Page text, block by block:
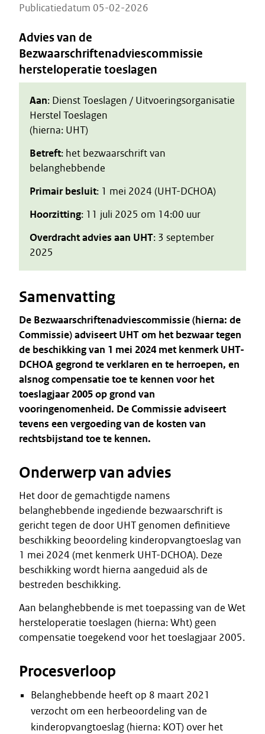
Publicatiedatum 05-02-2026
Advies van de
Bezwaarschriftenadviescommissie
hersteloperatie toeslagen
Aan: Dienst Toeslagen / Uitvoeringsorganisatie
Herstel Toeslagen
(hierna: UHT)
Betreft: het bezwaarschrift van
belanghebbende
Primair besluit: 1 mei 2024 (UHT-DCHOA)
Hoorzitting: 11 juli 2025 om 14:00 uur
Overdracht advies aan UHT: 3 september
2025
Samenvatting
De Bezwaarschriftenadviescommissie (hierna: de
Commissie) adviseert UHT om het bezwaar tegen
de beschikking van 1 mei 2024 met kenmerk UHT-
DCHOA gegrond te verklaren en te herroepen, en
alsnog compensatie toe te kennen voor het
toeslagjaar 2005 op grond van
vooringenomenheid. De Commissie adviseert
tevens een vergoeding van de kosten van
rechtsbijstand toe te kennen.
Onderwerp van advies
Het door de gemachtigde namens
belanghebbende ingediende bezwaarschrift is
gericht tegen de door UHT genomen definitieve
beschikking beoordeling kinderopvangtoeslag van
1 mei 2024 (met kenmerk UHT-DCHOA). Deze
beschikking wordt hierna aangeduid als de
bestreden beschikking.
Aan belanghebbende is met toepassing van de Wet
hersteloperatie toeslagen (hierna: Wht) geen
compensatie toegekend voor het toeslagjaar 2005.
Procesverloop
Belanghebbende heeft op 8 maart 2021
verzocht om een herbeoordeling van de
kinderopvangtoeslag (hierna: KOT) over het